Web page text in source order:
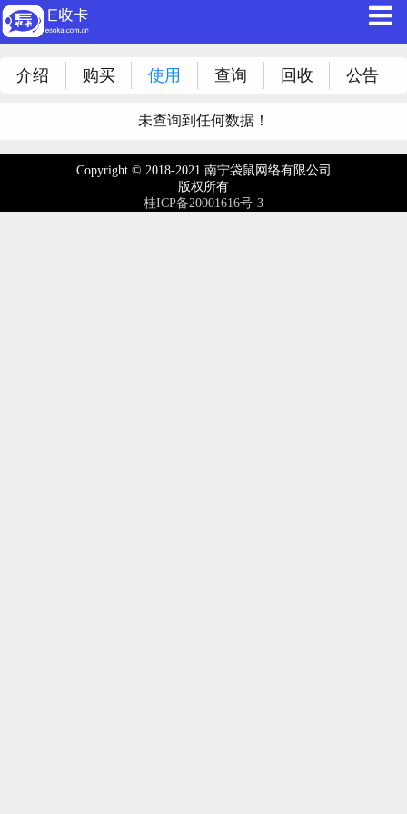
介绍 购买 使用 查询 回收 公告
未查询到任何数据！
Copyright © 2018-2021 南宁袋鼠网络有限公司
版权所有
桂ICP备20001616号-3